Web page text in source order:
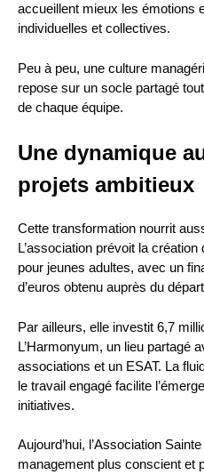
accueillent mieux les émotions
individuelles et collectives.
Peu à peu, une culture
repose sur un socle partagé
de chaque équipe.
Une dynamique
projets ambitieux
Cette transformation nourrit
L’association prévoit la
pour jeunes adultes, avec un
d’euros obtenu auprès du
Par ailleurs, elle investit 6,7
L’Harmonyum, un lieu partagé
associations et un ESAT. La
le travail engagé facilite
initiatives.
Aujourd’hui, l’Association
management plus conscient et